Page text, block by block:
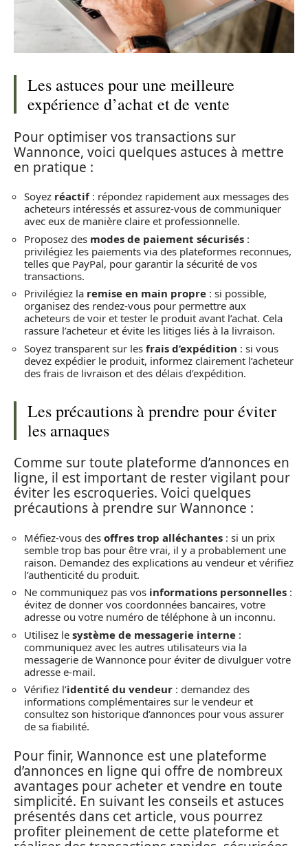
Les astuces pour une meilleure
expérience d’achat et de vente
Pour optimiser vos transactions sur
Wannonce, voici quelques astuces à mettre
en pratique :
Soyez réactif: répondez rapidement aux messages des
acheteurs intéressés et assurez-vous de communiquer
avec eux de manière claire et professionnelle.
Proposez des modes de paiement sécurisés :
privilégiez les paiements via des plateformes reconnues,
telles que PayPal, pour garantir la sécurité de vos
transactions.
Privilégiez la remise en main propre : si possible,
organisez des rendez-vous pour permettre aux
acheteurs de voir et tester le produit avant l’achat. Cela
rassure l’acheteur et évite les litiges liés à la livraison.
Soyez transparent sur les frais d’expédition : si vous
devez expédier le produit, informez clairement l’acheteur
des frais de livraison et des délais d’expédition.
Les précautions à prendre pour éviter
les arnaques
Comme sur toute plateforme d’annonces en
ligne, il est important de rester vigilant pour
éviter les escroqueries. Voici quelques
précautions à prendre sur Wannonce :
Méfiez-vous des offres trop alléchantes : si un prix
semble trop bas pour être vrai, il y a probablement une
raison. Demandez des explications au vendeur et vérifiez
l’authenticité du produit.
Ne communiquez pas vos informations personnelles :
évitez de donner vos coordonnées bancaires, votre
adresse ou votre numéro de téléphone à un inconnu.
Utilisez le système de messagerie interne :
communiquez avec les autres utilisateurs via la
messagerie de Wannonce pour éviter de divulguer votre
adresse e-mail.
Vérifiez l’identité du vendeur : demandez des
informations complémentaires sur le vendeur et
consultez son historique d’annonces pour vous assurer
de sa fiabilité.
Pour finir, Wannonce est une plateforme
d’annonces en ligne qui offre de nombreux
avantages pour acheter et vendre en toute
simplicité. En suivant les conseils et astuces
présentés dans cet article, vous pourrez
profiter pleinement de cette plateforme et